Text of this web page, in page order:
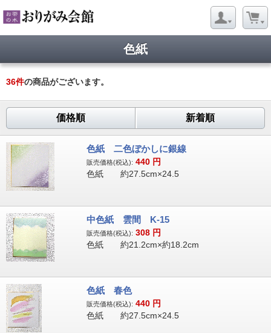
色紙
36件の商品がございます。
価格順 新着順
色紙 二色ぼかしに銀線
販売価格(税込): 440 円
色紙 約27.5cm×24.5
中色紙 雲間 K-15
販売価格(税込): 308 円
色紙 約21.2cm×約18.2cm
色紙 春色
販売価格(税込): 440 円
色紙 約27.5cm×24.5